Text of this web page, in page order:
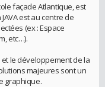
façade Atlantique, est
est au centre de
(ex : Espace
etc…).
et le développement de la
majeures sont un
graphique.